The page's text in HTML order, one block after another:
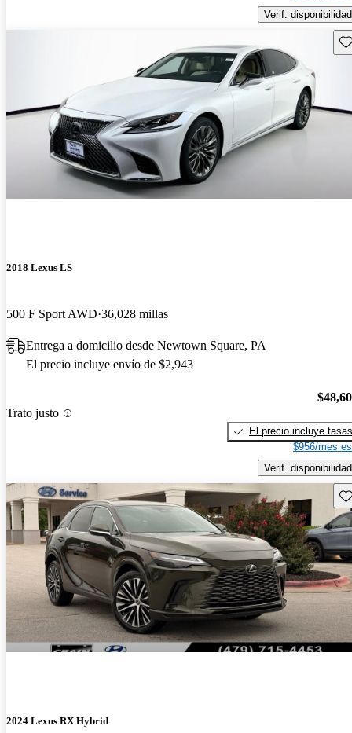
Verif. disponibilidad
2018 Lexus LS
500 F Sport AWD 36,028 millas
Entrega a domicilio desde Newtown Square, PA
El precio incluye envío de $2,943
Trato justo
El precio incluye tasas
$956/mes
Verif. disponibilidad
2024 Lexus RX Hybrid